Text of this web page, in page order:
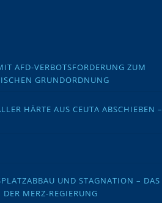
AFD-VERBOTSFORDERUNG ZUM
GRUNDORDNUNG
HÄRTE AUS CEUTA ABSCHIEBEN –
UND STAGNATION – DAS
MERZ-REGIERUNG